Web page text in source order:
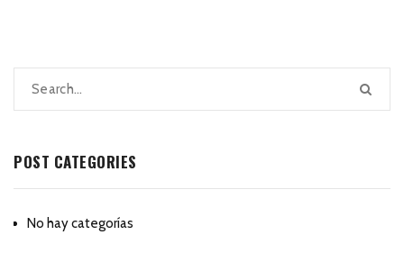
POST CATEGORIES
No hay categorías